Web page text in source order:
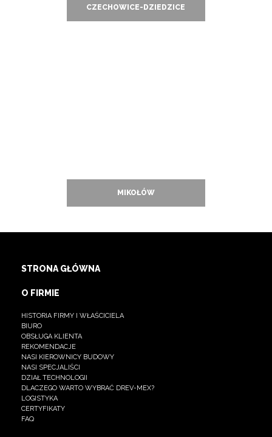
CZECHOWICE-DZIEDZICE
MIKOŁÓW
STRONA GŁÓWNA
O FIRMIE
HISTORIA FIRMY I WŁAŚCICIELA
BIURO
OBSŁUGA KLIENTA
REKOMENDACJE
NASI KIEROWNICY BUDOWY
NASI SPECJALIŚCI
DZIAŁ TECHNOLOGII
DLACZEGO WARTO WYBRAĆ DREV-MEX?
LOGISTYKA
CERTYFIKATY
FAQ